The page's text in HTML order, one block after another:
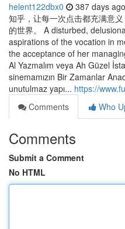
helent122dbx0 387 days ago
知乎，让每一次点击都充满意
的世界。 A disturbed,
aspirations of the vocation in
the acceptance of her
Al Yazmalım veya Ah Güzel
sinemamızın Bir Zamanlar
unutulmaz yapı... https://
Comments
Who
Comments
Submit a Comment
No HTML